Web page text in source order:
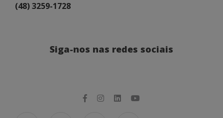
(48) 3259-1728
Siga-nos nas redes sociais